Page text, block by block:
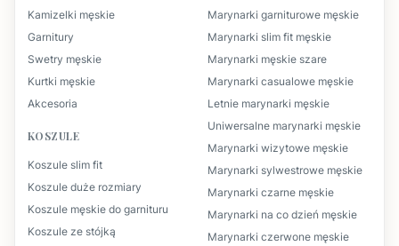
Kamizelki męskie
Garnitury
Swetry męskie
Kurtki męskie
Akcesoria
KOSZULE
Koszule slim fit
Koszule duże rozmiary
Koszule męskie do garnituru
Koszule ze stójką
Marynarki garniturowe męskie
Marynarki slim fit męskie
Marynarki męskie szare
Marynarki casualowe męskie
Letnie marynarki męskie
Uniwersalne marynarki męskie
Marynarki wizytowe męskie
Marynarki sylwestrowe męskie
Marynarki czarne męskie
Marynarki na co dzień męskie
Marynarki czerwone męskie